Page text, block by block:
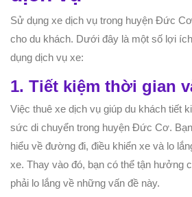
Sử dụng xe dịch vụ trong huyện Đức
cho du khách. Dưới đây là một số lợi
dụng dịch vụ xe:
1. Tiết kiệm thời gian
Việc thuê xe dịch vụ giúp du khách tiết
sức di chuyển trong huyện Đức Cơ.
hiểu về đường đi, điều khiển xe và lo
xe. Thay vào đó, bạn có thể tận hưởng
phải lo lắng về những vấn đề này.